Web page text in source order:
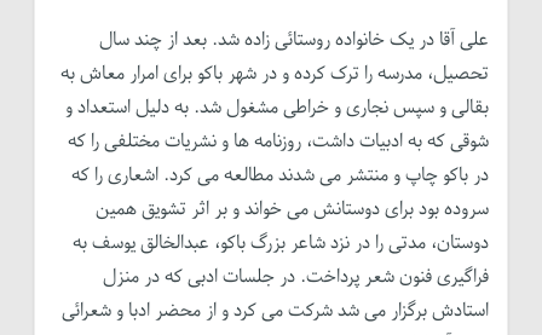
علی آقا در یک خانواده روستائی زاده شد. بعد از چند سال
تحصیل، مدرسه را ترک کرده و در شهر باکو برای امرار معاش به
بقالی و سپس نجاری و خراطی مشغول شد. به دلیل استعداد و
شوقی که به ادبیات داشت، روزنامه ها و نشریات مختلفی را که
در باکو چاپ و منتشر می شدند مطالعه می کرد. اشعاری را که
سروده بود برای دوستانش می خواند و بر اثر تشویق همین
دوستان، مدتی را در نزد شاعر بزرگ باکو، عبدالخالق یوسف به
فراگیری فنون شعر پرداخت. در جلسات ادبی که در منزل
استادش برگزار می شد شرکت می کرد و از محضر ادبا و شعرائی